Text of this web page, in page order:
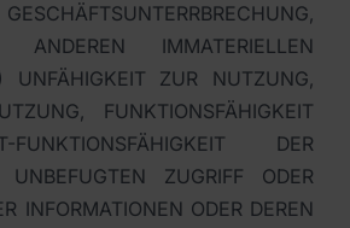
IMMATERIELLEN
UNFÄHIGKEIT ZUR NUTZUNG,
FUNKTIONSFÄHIGKEIT
DER
ZUGRIFF ODER
INFORMATIONEN ODER DEREN